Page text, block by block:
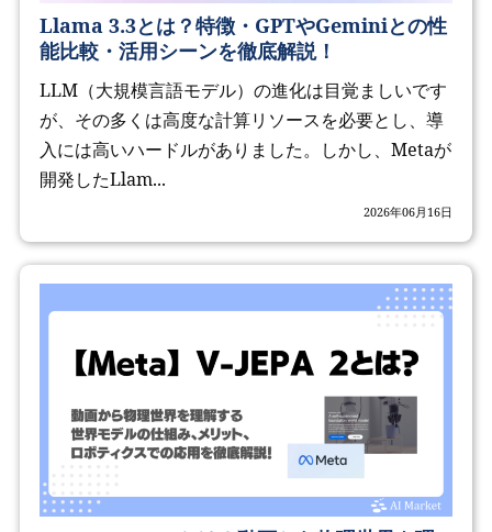
Llama 3.3とは？特徴・GPTやGeminiとの性
能比較・活用シーンを徹底解説！
LLM（大規模言語モデル）の進化は目覚ましいです
が、その多くは高度な計算リソースを必要とし、導
入には高いハードルがありました。しかし、Metaが
開発したLlam...
2026年06月16日